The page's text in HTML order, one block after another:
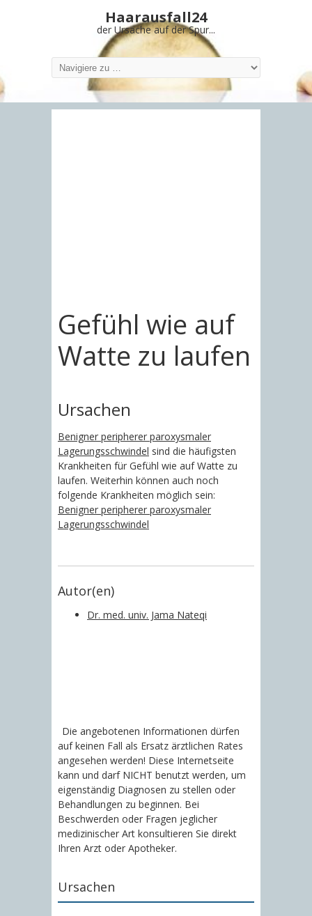
Haarausfall24
der Ursache auf der Spur...
Gefühl wie auf
Watte zu laufen
Ursachen
Benigner peripherer paroxysmaler
Lagerungsschwindel sind die häufigsten
Krankheiten für Gefühl wie auf Watte zu
laufen. Weiterhin können auch noch
folgende Krankheiten möglich sein:
Benigner peripherer paroxysmaler
Lagerungsschwindel
Autor(en)
Dr. med. univ. Jama Nateqi
Die angebotenen Informationen dürfen
auf keinen Fall als Ersatz ärztlichen Rates
angesehen werden! Diese Internetseite
kann und darf NICHT benutzt werden, um
eigenständig Diagnosen zu stellen oder
Behandlungen zu beginnen. Bei
Beschwerden oder Fragen jeglicher
medizinischer Art konsultieren Sie direkt
Ihren Arzt oder Apotheker.
Ursachen